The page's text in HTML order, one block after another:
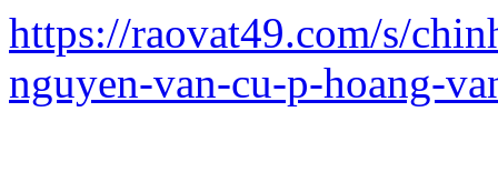
https://raovat49.com/s/
nguyen-van-cu-p-hoang-